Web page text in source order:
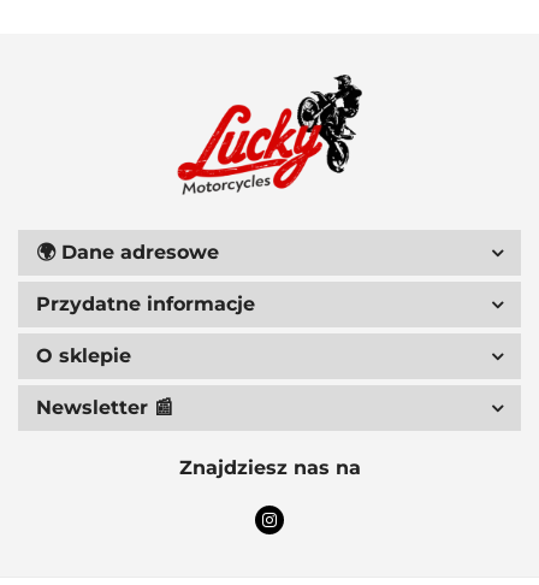
ACCEL
🌍 Dane adresowe
Przydatne informacje
O sklepie
Newsletter 📰
Znajdziesz nas na